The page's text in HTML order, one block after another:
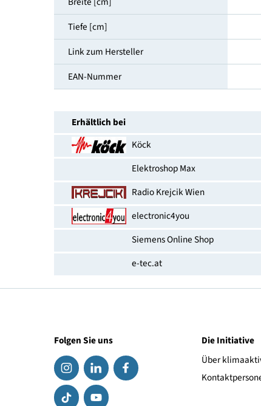
Laufzeitanzeige bzw. Restzeitanzeige
Höhe [cm]
Breite [cm]
Link zum Hersteller
Erhältlich bei
Köck
Elektroshop Max
Radio Krejcik Wien
Siemens Online Shop